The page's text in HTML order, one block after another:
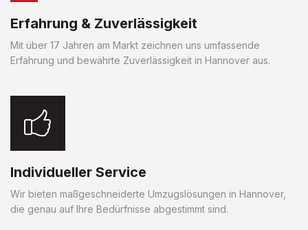
Erfahrung & Zuverlässigkeit
Mit über 17 Jahren am Markt zeichnen uns umfassende
Erfahrung und bewährte Zuverlässigkeit in Hannover aus.
Individueller Service
Wir bieten maßgeschneiderte Umzugslösungen in Hannover,
die genau auf Ihre Bedürfnisse abgestimmt sind.